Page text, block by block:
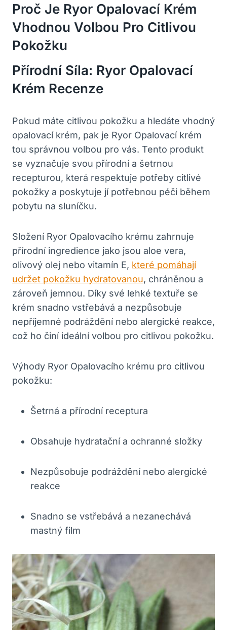
Proč Je Ryor Opalovací Krém
Vhodnou Volbou Pro Citlivou
Pokožku
Přírodní Síla: Ryor Opalovací
Krém Recenze
Pokud máte citlivou pokožku a hledáte vhodný
opalovací krém, pak je Ryor Opalovací krém
tou správnou volbou pro vás. Tento produkt
se vyznačuje svou přírodní a šetrnou
recepturou, která respektuje potřeby citlivé
pokožky a poskytuje jí potřebnou péči během
pobytu na sluníčku.
Složení Ryor Opalovacího krému zahrnuje
přírodní ingredience jako jsou aloe vera,
olivový olej nebo vitamín E, které pomáhají
udržet pokožku hydratovanou, chráněnou a
zároveň jemnou. Díky své lehké textuře se
krém snadno vstřebává a nezpůsobuje
nepříjemné podráždění nebo alergické reakce,
což ho činí ideální volbou pro citlivou pokožku.
Výhody Ryor Opalovacího krému pro citlivou
pokožku:
Šetrná a přírodní receptura
Obsahuje hydratační a ochranné složky
Nezpůsobuje podráždění nebo alergické
reakce
Snadno se vstřebává a nezanechává
mastný film